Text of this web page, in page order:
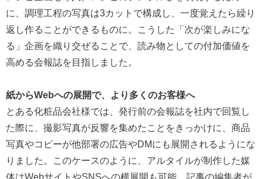
に、調理工程の写真は3カットで構成し、一度覚えたら繰り
返し作ることができるものに。こうした「次が楽しみにな
る」企画を織り交ぜることで、読み物としての付加価値を
高める会報誌を目指しました。
紙からWebへの展開で、より多くのお客様へ
とある化粧品会社様では、発行前の会報誌を社内で回覧し
た際に、撮影写真が反響を集めたことをきっかけに、商品
写真やコピーが他部署の広告やDMにも展開されるようにな
りました。このケースのように、アルタイルが制作した媒
体はWebサイトやSNSへの横展開も可能。記事の編集者が